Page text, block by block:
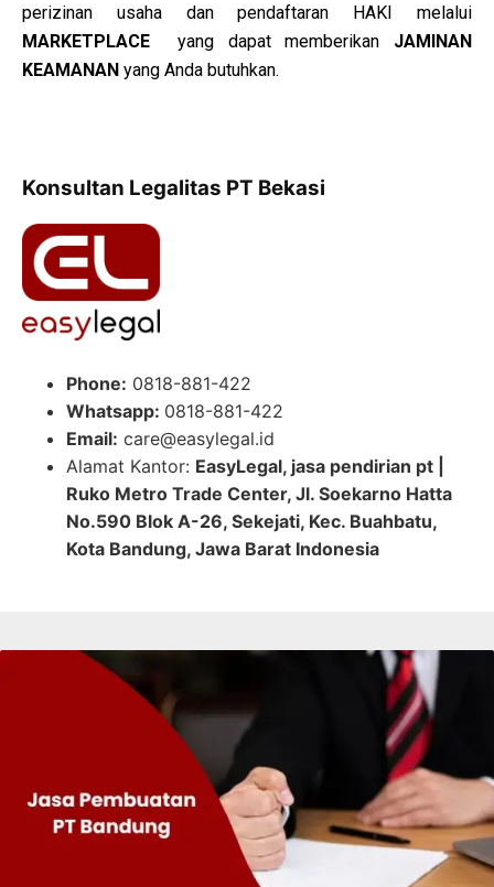
perizinan usaha dan pendaftaran HAKI melalui
MARKETPLACEyang dapat memberikan JAMINAN
KEAMANAN yang Anda butuhkan.
Konsultan Legalitas PT Bekasi
Phone: 0818-881-422
Whatsapp: 0818-881-422
Email: care@easylegal.id
Alamat Kantor: EasyLegal, jasa pendirian pt |
Ruko Metro Trade Center, Jl. Soekarno Hatta
No.590 Blok A-26, Sekejati, Kec. Buahbatu,
Kota Bandung, Jawa Barat Indonesia